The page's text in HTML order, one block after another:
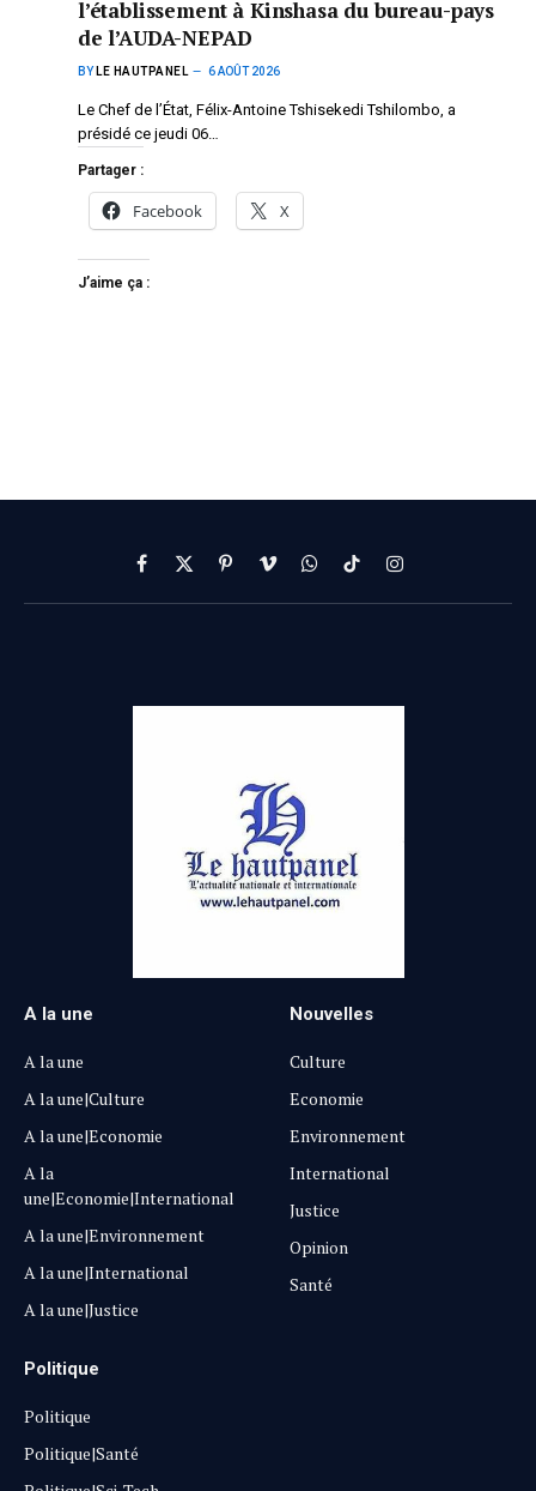
l’établissement à Kinshasa du bureau-pays
de l’AUDA-NEPAD
BY LE HAUTPANEL 6 AOÛT 2026
Le Chef de l’État, Félix-Antoine Tshisekedi Tshilombo, a
présidé ce jeudi 06…
Partager :
Facebook X
J’aime ça :
Facebook
X
(Twitter)
PinterestVimeoWhatsApp
TikTokInstagram
A la une
A la une
A la une|Culture
A la une|Economie
A la
une|Economie|International
A la une|Environnement
A la une|International
A la une|Justice
Nouvelles
Culture
Economie
Environnement
International
Justice
Opinion
Santé
Politique
Politique
Politique|Santé